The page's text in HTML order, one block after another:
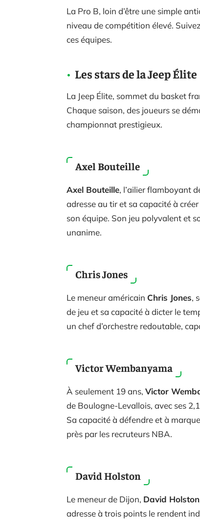
La Pro B, loin d’être une simple
niveau de compétition élevé.
ces équipes.
Les stars de la Jeep Élite
La Jeep Élite, sommet du basket
Chaque saison, des joueurs se
championnat prestigieux.
Axel Bouteille
Axel Bouteille, l’ailier flamboyant
adresse au tir et sa capacité à
son équipe. Son jeu polyvalent et
unanime.
Chris Jones
Le meneur américain Chris Jones,
de jeu et sa capacité à dicter le
un chef d’orchestre redoutable,
Victor Wembanyama
À seulement 19 ans, Victor
de Boulogne-Levallois, avec ses
Sa capacité à défendre et à
près par les recruteurs NBA.
David Holston
Le meneur de Dijon, David Holston
adresse à trois points le rendent